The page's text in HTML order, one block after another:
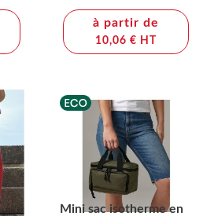
à partir de
10,06 € HT
Mini sac isotherme en